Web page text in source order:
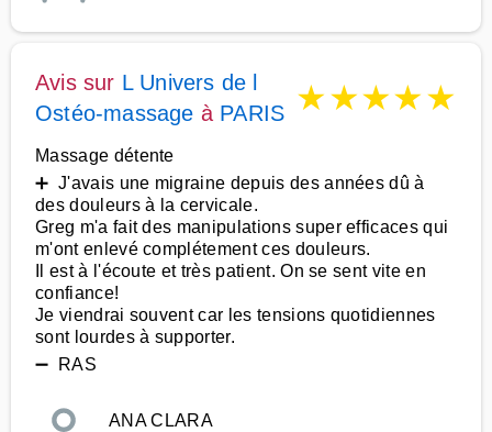
Avis sur L Univers de l
Ostéo-massage à PARIS ★★★★★
Massage détente
➕ J'avais une migraine depuis des années dû à
des douleurs à la cervicale.
Greg m'a fait des manipulations super efficaces qui
m'ont enlevé complétement ces douleurs.
Il est à l'écoute et très patient. On se sent vite en
confiance!
Je viendrai souvent car les tensions quotidiennes
sont lourdes à supporter.
➖ RAS
ANA CLARA